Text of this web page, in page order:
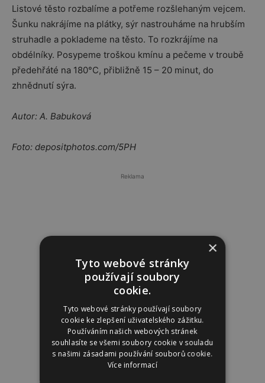
Listové těsto rozbalíme a potřeme rozšlehaným vejcem.
Šunku nakrájíme na plátky, sýr nastrouháme na hrubším
struhadle a poklademe na těsto. To rozkrájíme na
obdélníky. Posypeme troškou kmínu a pečeme v troubě
předehřáté na 180°C, přibližně 15 – 20 minut, do
zhnědnutí sýra.
Autor: A. Babuková
Foto: depositphotos.com/5PH
Reklama
×
Tyto webové stránky
používají soubory
cookie.
Tyto webové stránky používají soubory
cookie ke zlepšení uživatelského zážitku.
Používáním našich webových stránek
souhlasíte se všemi soubory cookie v souladu
s našimi zásadami používání souborů cookie.
Více informací